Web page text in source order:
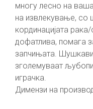
многу лесно на
на извлекување, со
кординацијата
дофатлива, помага
запчињата.
зголемуваат
играчка.
Димензи на